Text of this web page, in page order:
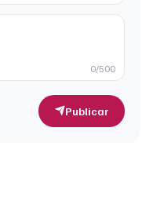
0/500
Publicar